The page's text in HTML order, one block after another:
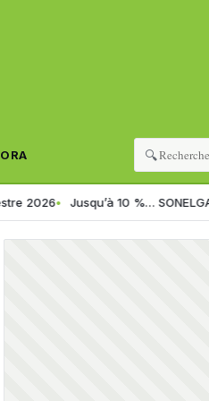
🔍
Jusqu’à 10 %… SONELGAZ